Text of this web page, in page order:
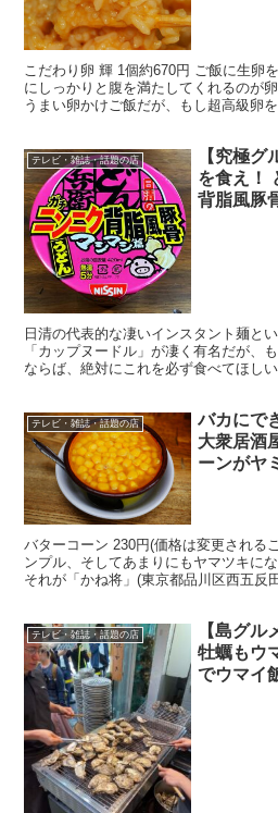
こだわり卵 輝 1個約670円 ご飯に生卵
にしっかりと腹を満たしてくれるのが
うまい卵かけご飯だが、もし超高級卵
テレビ・雑誌・話題の店
【究極グ
を食え！
背脂風豚
日清の代表的な凄いインスタント麺と
「カップヌードル」が凄く有名だが、
ならば、絶対にこれを必ず食べてほし
テレビ・雑誌・話題の店
バカにで
大衆居酒
ーンがヤ
バターコーン 230円(価格は変更される
ンプル、そしてあまりにもヤマツキに
それが「かね将」(東京都品川区西五反
テレビ・雑誌・話題の店
【島グル
牡蠣もウ
でウマイ